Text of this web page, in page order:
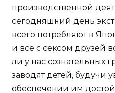
производственной
сегодняшний день
всего потребляют в
и все с сексом друзей
ли у нас сознательных
заводят детей, будучи
обеспечении им